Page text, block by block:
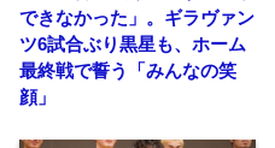
できなかった」。ギラヴァン
ツ6試合ぶり黒星も、ホーム
最終戦で誓う「みんなの笑
顔」